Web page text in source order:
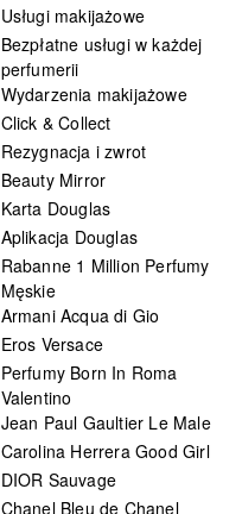
Usługi makijażowe
Bezpłatne usługi w każdej
perfumerii
Wydarzenia makijażowe
Click & Collect
Rezygnacja i zwrot
Beauty Mirror
Karta Douglas
Aplikacja Douglas
Rabanne 1 Million Perfumy
Męskie
Armani Acqua di Gio
Eros Versace
Perfumy Born In Roma
Valentino
Jean Paul Gaultier Le Male
Carolina Herrera Good Girl
DIOR Sauvage
Chanel Bleu de Chanel